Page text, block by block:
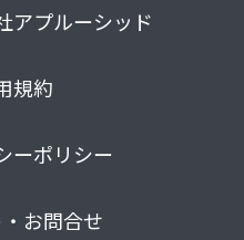
アプルーシッド
規約
ーポリシー
お問合せ